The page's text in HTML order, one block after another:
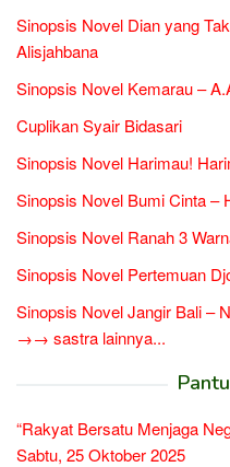
Sinopsis Novel Dian yang
Alisjahbana
Sinopsis Novel Kemarau –
Cuplikan Syair Bidasari
Sinopsis Novel Harimau!
Sinopsis Novel Bumi Cinta –
Sinopsis Novel Ranah 3
Sinopsis Novel Pertemuan
Sinopsis Novel Jangir Bali –
→→ sastra lainnya...
“Rakyat Bersatu Menjaga
Sabtu, 25 Oktober 2025